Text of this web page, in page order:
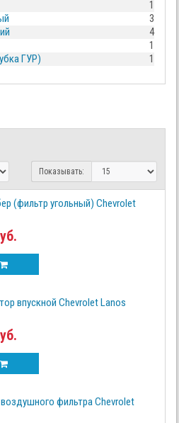
1
3
4
1
ГУР)
1
Показывать:
(фильтр угольный) Chevrolet
впускной Chevrolet Lanos
фильтра Chevrolet